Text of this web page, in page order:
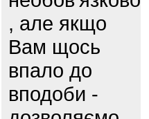
, але якщо
Вам щось
впало до
вподоби -